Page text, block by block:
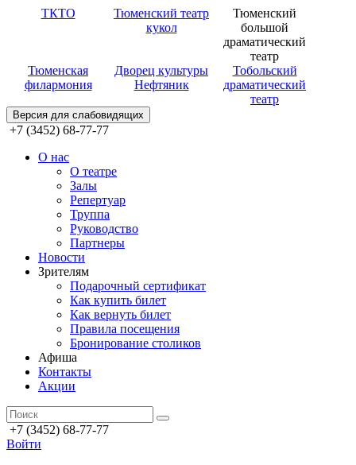
ТКТО
Тюменский театр
кукол
Тюменский
большой
драматический
театр
Тюменская
филармония
Дворец культуры
Нефтяник
Тобольский
драматический
театр
Версия для слабовидящих
+7 (3452) 68-77-77
О нас
О театре
Залы
Репертуар
Труппа
Руководство
Партнеры
Новости
Зрителям
Подарочный сертификат
Как купить билет
Как вернуть билет
Правила посещения
Бронирование столиков
Афиша
Контакты
Акции
+7 (3452) 68-77-77
Войти